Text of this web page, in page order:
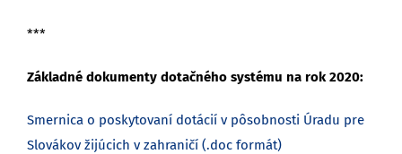
***
Základné dokumenty dotačného systému na rok 2020:
Smernica о poskytovaní dotácií v pôsobnosti Úradu pre
Slovákov žijúcich v zahraničí (.doc formát)